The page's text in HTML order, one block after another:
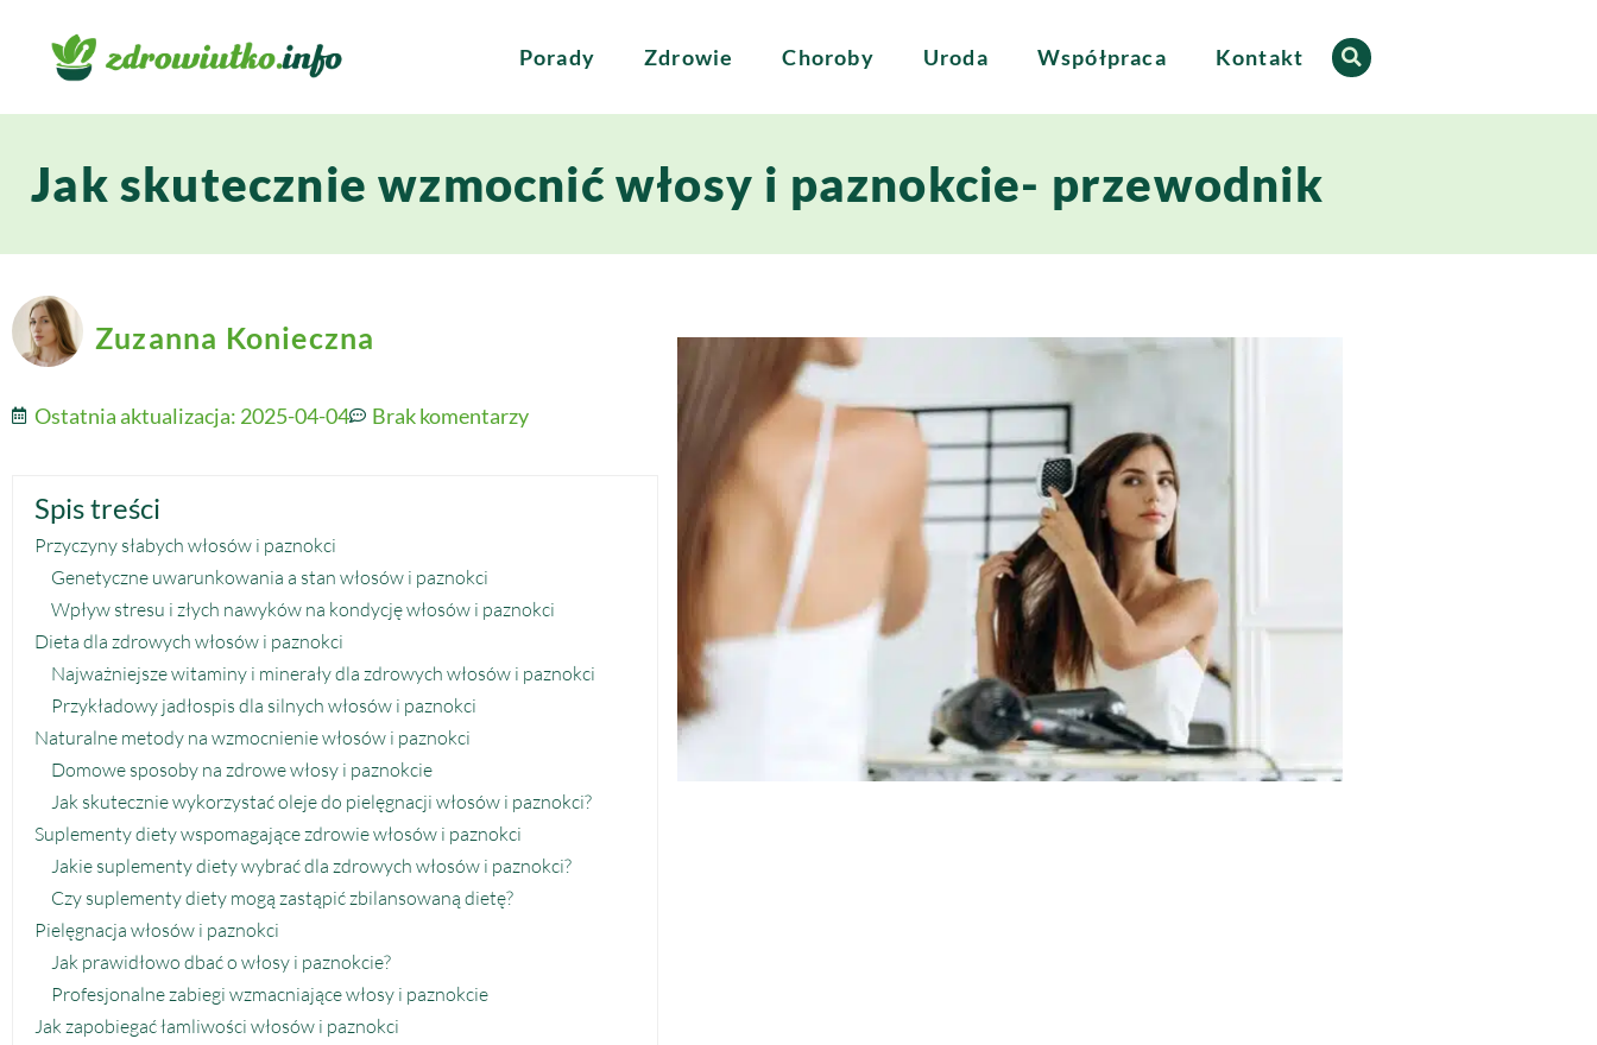
Porady Zdrowie Choroby Uroda Współpraca Kontakt
Jak skutecznie wzmocnić włosy i paznokcie- przewodnik
Zuzanna Konieczna
Ostatnia aktualizacja: 2025-04-04 Brak komentarzy
Spis treści
Przyczyny słabych włosów i paznokci
Genetyczne uwarunkowania a stan włosów i paznokci
Wpływ stresu i złych nawyków na kondycję włosów i paznokci
Dieta dla zdrowych włosów i paznokci
Najważniejsze witaminy i minerały dla zdrowych włosów i paznokci
Przykładowy jadłospis dla silnych włosów i paznokci
Naturalne metody na wzmocnienie włosów i paznokci
Domowe sposoby na zdrowe włosy i paznokcie
Jak skutecznie wykorzystać oleje do pielęgnacji włosów i paznokci?
Suplementy diety wspomagające zdrowie włosów i paznokci
Jakie suplementy diety wybrać dla zdrowych włosów i paznokci?
Czy suplementy diety mogą zastąpić zbilansowaną dietę?
Pielęgnacja włosów i paznokci
Jak prawidłowo dbać o włosy i paznokcie?
Profesjonalne zabiegi wzmacniające włosy i paznokcie
Jak zapobiegać łamliwości włosów i paznokci